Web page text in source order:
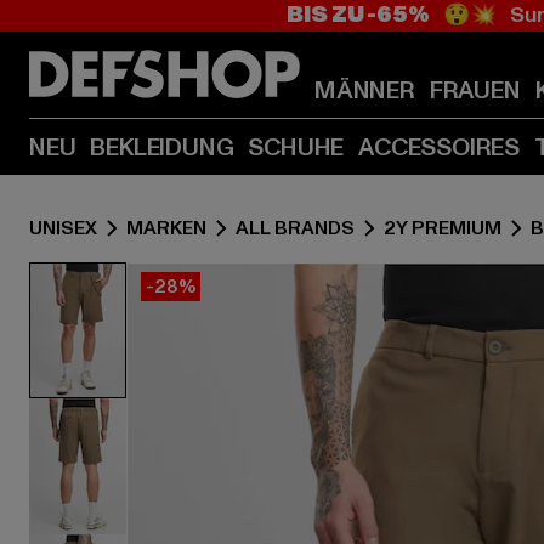
BIS ZU -65% 😲💥
MÄNNER FRAUEN
NEU BEKLEIDUNG SCHUHE ACCESSOIRES
UNISEX MARKEN ALL BRANDS 2Y PREMIUM
-28%